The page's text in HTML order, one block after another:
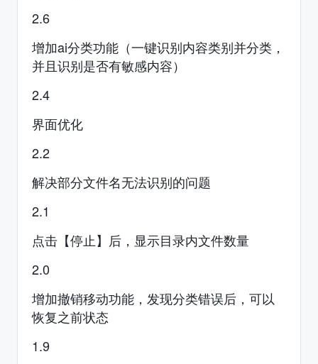
2.6
增加ai分类功能（一键识别内容类别并分类，
并且识别是否有敏感内容）
2.4
界面优化
2.2
解决部分文件名无法识别的问题
2.1
点击【停止】后，显示目录内文件数量
2.0
增加撤销移动功能，发现分类错误后，可以
恢复之前状态
1.9